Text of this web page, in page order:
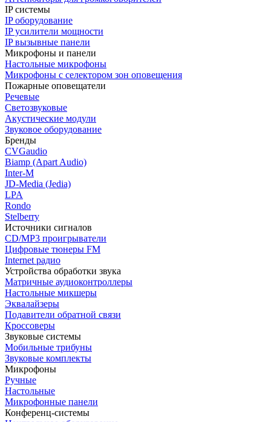
IP системы
IP оборудование
IP усилители мощности
IP вызывные панели
Микрофоны и панели
Настольные микрофоны
Микрофоны с селектором зон оповещения
Пожарные оповещатели
Речевые
Светозвуковые
Акустические модули
Звуковое оборудование
Бренды
CVGaudio
Biamp (Apart Audio)
Inter-M
JD-Media (Jedia)
LPA
Rondo
Stelberry
Источники сигналов
CD/MP3 проигрыватели
Цифровые тюнеры FM
Internet радио
Устройства обработки звука
Матричные аудиоконтроллеры
Настольные микшеры
Эквалайзеры
Подавители обратной связи
Кроссоверы
Звуковые системы
Мобильные трибуны
Звуковые комплекты
Микрофоны
Ручные
Настольные
Микрофонные панели
Конференц-системы